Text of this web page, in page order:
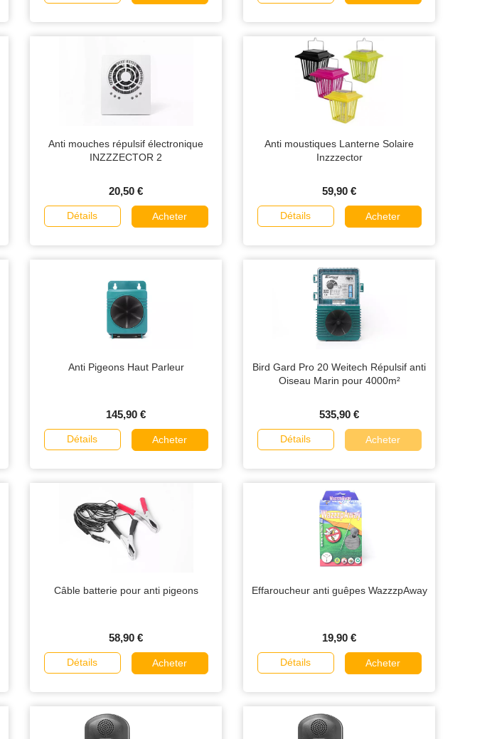
Anti mouches répulsif électronique
INZZZECTOR 2
20,50 €
Détails Acheter
Anti moustiques Lanterne Solaire
Inzzzector
59,90 €
Détails Acheter
Anti Pigeons Haut Parleur
145,90 €
Détails Acheter
Bird Gard Pro 20 Weitech Répulsif anti
Oiseau Marin pour 4000m²
535,90 €
Détails Acheter
Câble batterie pour anti pigeons
58,90 €
Détails Acheter
Effaroucheur anti guêpes WazzzpAway
19,90 €
Détails Acheter